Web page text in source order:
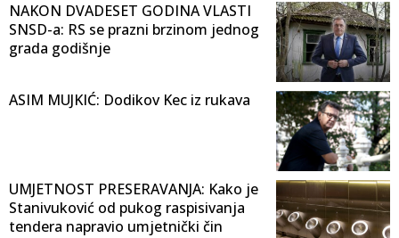
NAKON DVADESET GODINA VLASTI
SNSD-a: RS se prazni brzinom jednog
grada godišnje
ASIM MUJKIĆ: Dodikov Kec iz rukava
UMJETNOST PRESERAVANJA: Kako je
Stanivuković od pukog raspisivanja
tendera napravio umjetnički čin